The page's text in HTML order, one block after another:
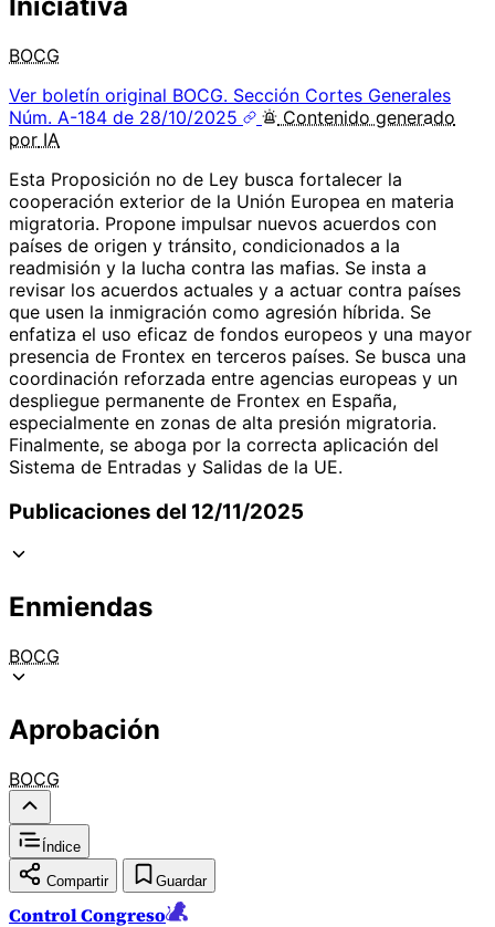
BOCG
Ver boletín original BOCG. Sección Cortes Generales
Núm. A-184 de 28/10/2025
Contenido generado
por IA
Esta Proposición no de Ley busca fortalecer la
cooperación exterior de la Unión Europea en materia
migratoria. Propone impulsar nuevos acuerdos con
países de origen y tránsito, condicionados a la
readmisión y la lucha contra las mafias. Se insta a
revisar los acuerdos actuales y a actuar contra países
que usen la inmigración como agresión híbrida. Se
enfatiza el uso eficaz de fondos europeos y una mayor
presencia de Frontex en terceros países. Se busca una
coordinación reforzada entre agencias europeas y un
despliegue permanente de Frontex en España,
especialmente en zonas de alta presión migratoria.
Finalmente, se aboga por la correcta aplicación del
Sistema de Entradas y Salidas de la UE.
Publicaciones del 12/11/2025
Enmiendas
BOCG
Aprobación
BOCG
Índice
Compartir Guardar
Control Congreso